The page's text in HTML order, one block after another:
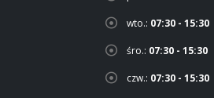
wto.: 07:30 - 15:30
śro.: 07:30 - 15:30
czw.: 07:30 - 15:30